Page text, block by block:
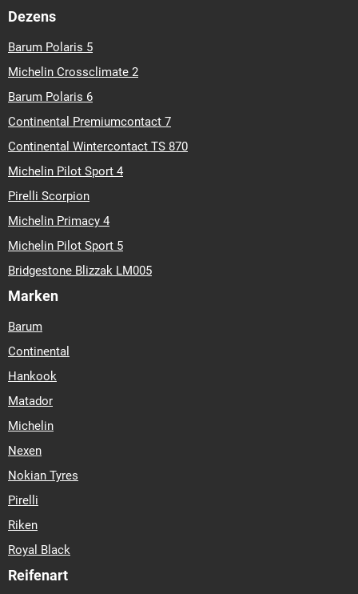
Dezens
Barum Polaris 5
Michelin Crossclimate 2
Barum Polaris 6
Continental Premiumcontact 7
Continental Wintercontact TS 870
Michelin Pilot Sport 4
Pirelli Scorpion
Michelin Primacy 4
Michelin Pilot Sport 5
Bridgestone Blizzak LM005
Marken
Barum
Continental
Hankook
Matador
Michelin
Nexen
Nokian Tyres
Pirelli
Riken
Royal Black
Reifenart